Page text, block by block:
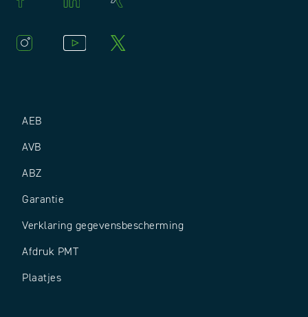
AEB
AVB
ABZ
Garantie
Verklaring gegevensbescherming
Afdruk PMT
Plaatjes